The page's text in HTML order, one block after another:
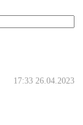
17:33 26.04.2023